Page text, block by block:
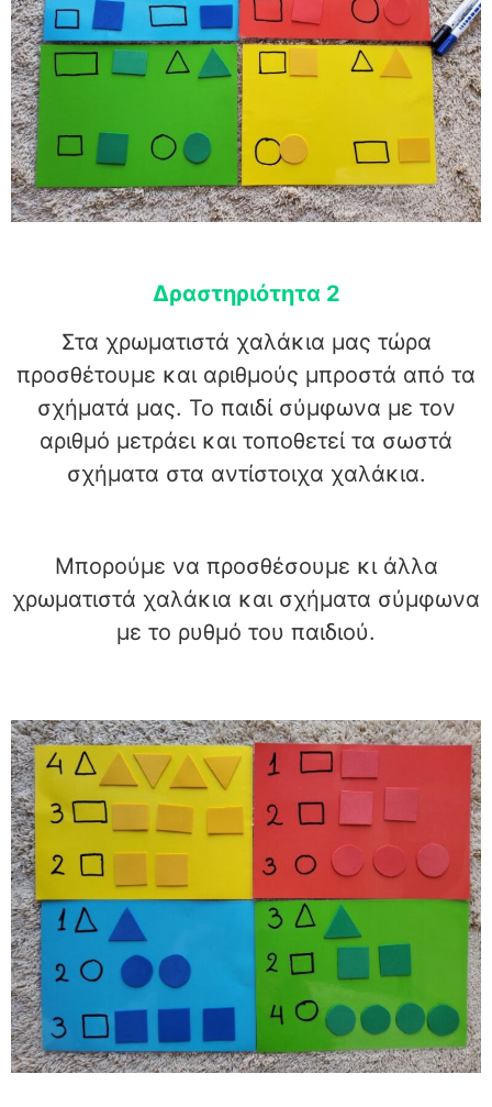
Δραστηριότητα 2
Στα χρωματιστά χαλάκια μας τώρα
προσθέτουμε και αριθμούς μπροστά από τα
σχήματά μας. Το παιδί σύμφωνα με τον
αριθμό μετράει και τοποθετεί τα σωστά
σχήματα στα αντίστοιχα χαλάκια.
Μπορούμε να προσθέσουμε κι άλλα
χρωματιστά χαλάκια και σχήματα σύμφωνα
με το ρυθμό του παιδιού.